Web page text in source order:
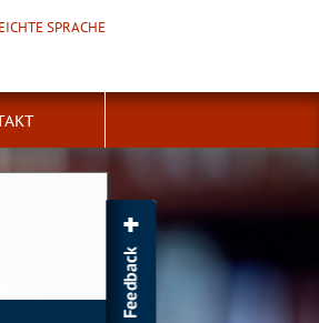
SPRACHE